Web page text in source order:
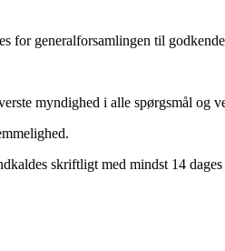
for generalforsamlingen til
myndighed i alle spørgsmål og
skriftligt med mindst 14 dages